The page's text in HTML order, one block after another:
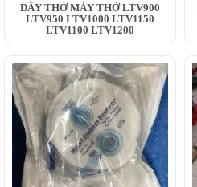
DÂY THỞ MÁY THỞ LTV900
LTV950 LTV1000 LTV1150
LTV1100 LTV1200